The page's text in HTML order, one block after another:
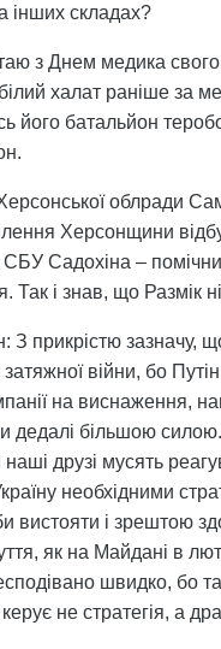
інших складах?
з Днем медика свого
халат раніше за
його батальйон
облради
Херсонщини
СБУ Садохіна –
Так і знав, що Размік
З прикрістю зазначу,
затяжної війни, бо
на виснаження,
дедалі більшою
наші друзі мусять
необхідними
вистояти і зрештою
як на Майдані в
швидко, бо
не стратегія, а